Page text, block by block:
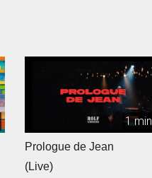
1 min
Prologue de Jean
(Live)